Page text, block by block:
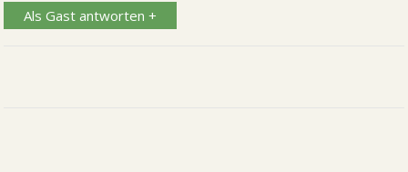
Als Gast antworten +